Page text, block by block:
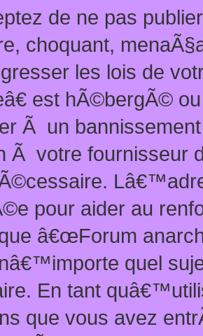
de ne pas
choquant,
les lois de
est hÃ©bergÃ©
Ã un
Ã votre fournisseur
pour aider au
â€œForum
quel
En tant
que vous avez